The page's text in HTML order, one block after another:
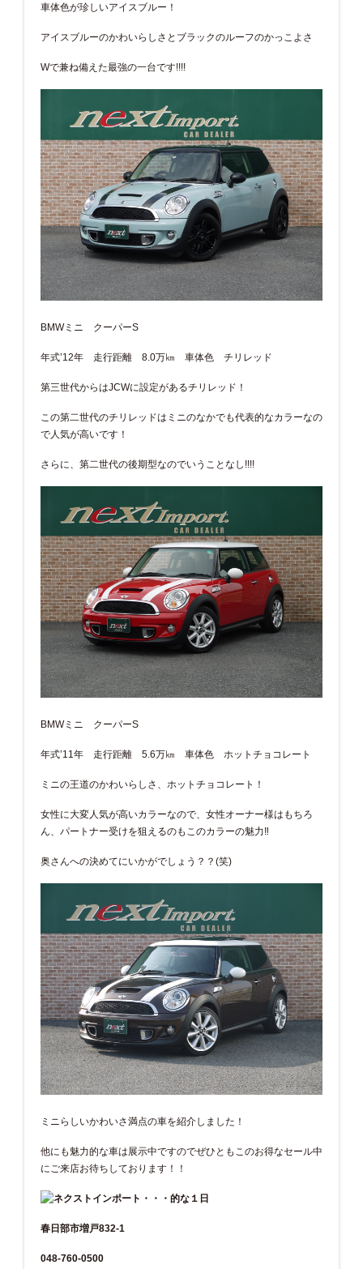
車体色が珍しいアイスブルー！
アイスブルーのかわいらしさとブラックのルーフのかっこよさ
Wで兼ね備えた最強の一台です!!!!
BMWミニ クーパーS
年式’12年 走行距離 8.0万㎞ 車体色 チリレッド
第三世代からはJCWに設定があるチリレッド！
この第二世代のチリレッドはミニのなかでも代表的なカラーなの
で人気が高いです！
さらに、第二世代の後期型なのでいうことなし!!!!
BMWミニ クーパーS
年式’11年 走行距離 5.6万㎞ 車体色 ホットチョコレート
ミニの王道のかわいらしさ、ホットチョコレート！
女性に大変人気が高いカラーなので、女性オーナー様はもちろ
ん、パートナー受けを狙えるのもこのカラーの魅力‼
奥さんへの決めてにいかがでしょう？？(笑)
ミニらしいかわいさ満点の車を紹介しました！
他にも魅力的な車は展示中ですのでぜひともこのお得なセール中
にご来店お待ちしております！！
春日部市増戸832-1
048-760-0500